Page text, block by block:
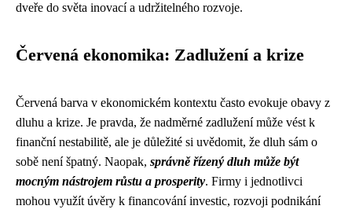
dveře do světa inovací a udržitelného rozvoje.
Červená ekonomika: Zadlužení a krize
Červená barva v ekonomickém kontextu často evokuje obavy z
dluhu a krize. Je pravda, že nadměrné zadlužení může vést k
finanční nestabilitě, ale je důležité si uvědomit, že dluh sám o
sobě není špatný. Naopak, správně řízený dluh může být
mocným nástrojem růstu a prosperity. Firmy i jednotlivci
mohou využít úvěry k financování investic, rozvoji podnikání